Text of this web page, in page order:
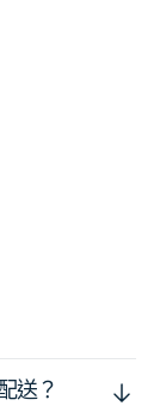
送？